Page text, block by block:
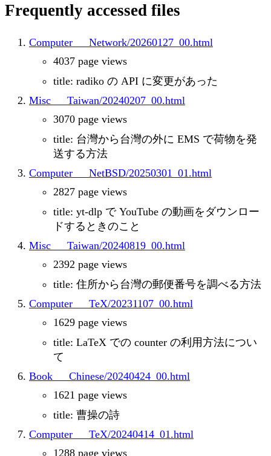
Frequently accessed files
Computer___Network/20260127_00.html
4037 page views
title: radiko の API に変更があった
Misc___Taiwan/20240207_00.html
3070 page views
title: 台灣から台灣の外に EMS で荷物を発
送する方法
Computer___NetBSD/20250301_01.html
2827 page views
title: yt-dlp で YouTube の動画をダウンロー
ドするときのこと
Misc___Taiwan/20240819_00.html
2392 page views
title: 住所から台灣の郵便番号を調べる方法
Computer___TeX/20231107_00.html
1629 page views
title: LaTeX での counter の利用方法につい
て
Book___Chinese/20240424_00.html
1621 page views
title: 曹操の詩
Computer___TeX/20240414_01.html
1288 page views